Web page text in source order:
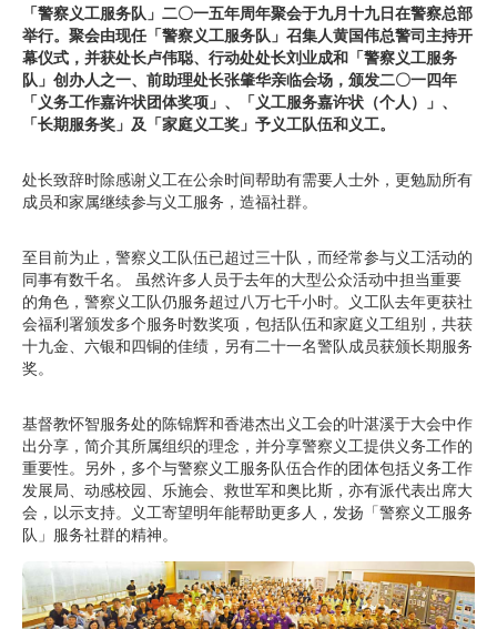
「警察义工服务队」二〇一五年周年聚会于九月十九日在警察总部
举行。聚会由现任「警察义工服务队」召集人黄国伟总警司主持开
幕仪式，并获处长卢伟聪、行动处处长刘业成和「警察义工服务
队」创办人之一、前助理处长张肇华亲临会场，颁发二〇一四年
「义务工作嘉许状团体奖项」、「义工服务嘉许状（个人）」、
「长期服务奖」及「家庭义工奖」予义工队伍和义工。
处长致辞时除感谢义工在公余时间帮助有需要人士外，更勉励所有
成员和家属继续参与义工服务，造福社群。
至目前为止，警察义工队伍已超过三十队，而经常参与义工活动的
同事有数千名。 虽然许多人员于去年的大型公众活动中担当重要
的角色，警察义工队仍服务超过八万七千小时。义工队去年更获社
会福利署颁发多个服务时数奖项，包括队伍和家庭义工组别，共获
十九金、六银和四铜的佳绩，另有二十一名警队成员获颁长期服务
奖。
基督教怀智服务处的陈锦辉和香港杰出义工会的叶湛溪于大会中作
出分享，简介其所属组织的理念，并分享警察义工提供义务工作的
重要性。另外，多个与警察义工服务队伍合作的团体包括义务工作
发展局、动感校园、乐施会、救世军和奥比斯，亦有派代表出席大
会，以示支持。义工寄望明年能帮助更多人，发扬「警察义工服务
队」服务社群的精神。